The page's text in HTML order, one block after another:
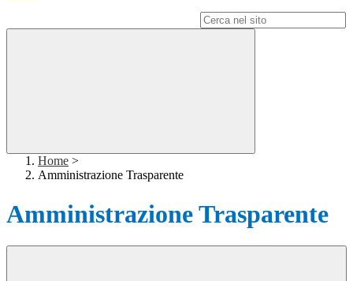
Home >
Amministrazione Trasparente
Amministrazione Trasparente